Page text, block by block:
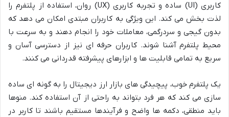
کاربری (UI) ساده و تجربه کاربری (UX) روان، استفاده از پلتفرم را
لذت بخش می کند. این ویژگی به کاربران مبتدی امکان می دهد که
بدون گیجی و سردرگمی، معاملات خود را انجام دهند و به سرعت با
محیط پلتفرم آشنا شوند. کاربران حرفه ای نیز از دسترسی آسان و
سریع به تمامی قابلیت ها و ابزارهای پیشرفته قدردانی می کنند.
یک پلتفرم خوب، پیچیدگی های بازار ارز دیجیتال را به گونه ای ساده
سازی می کند که هر فرد بتواند به راحتی از آن استفاده کند. منوها
باید منطقی، دکمه ها واضح و فرآیندها مستقیم باشند تا کاربر در